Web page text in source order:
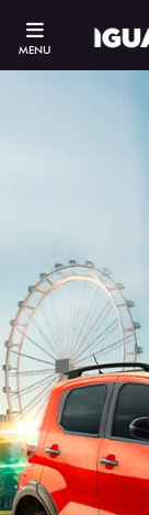
MENU
ESTOU
Versão escolhida
Preferência de